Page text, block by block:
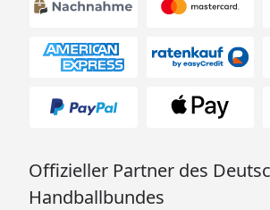
Offizieller Partner des
Handballbundes